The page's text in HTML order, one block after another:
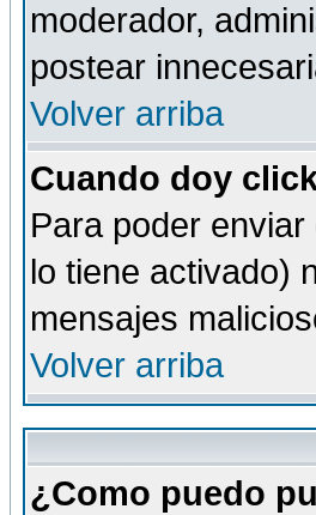
moderador,
postear
Volver arriba
Cuando doy
Para poder
lo tiene activado)
mensajes
Volver arriba
¿Como puedo